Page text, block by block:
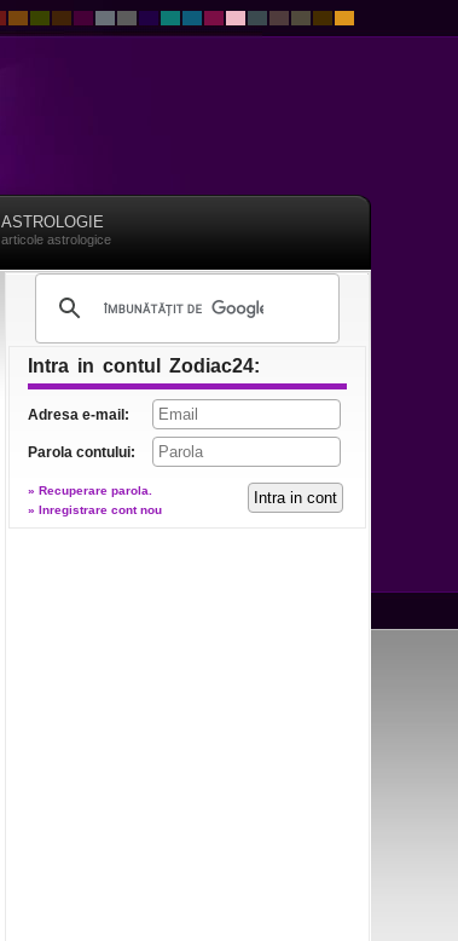
ASTROLOGIE
articole astrologice
Intra in contul Zodiac24:
Adresa e-mail:
Parola contului:
» Recuperare parola.
» Inregistrare cont nou